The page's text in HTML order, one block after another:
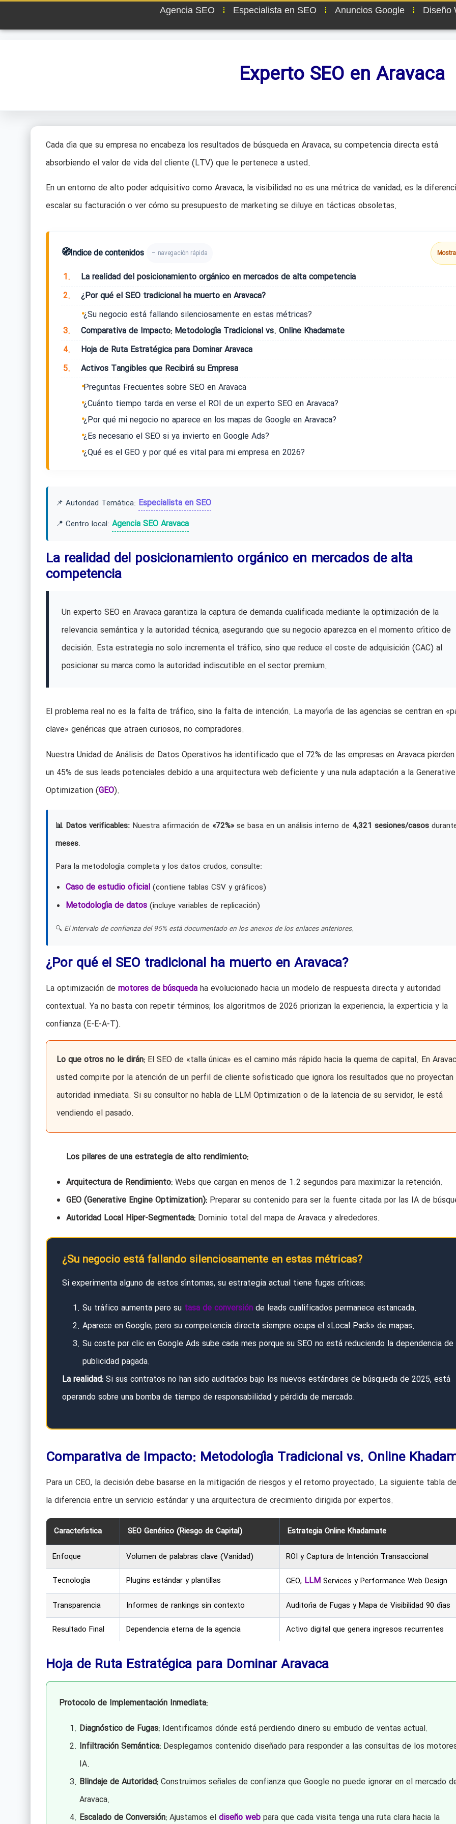
Agencia SEO Especialista en SEO Anuncios Google Diseño
Experto SEO en Aravaca
Cada día que su empresa no encabeza los resultados de búsqueda en Aravaca, su competencia directa está
absorbiendo el valor de vida del cliente (LTV) que le pertenece a usted.
En un entorno de alto poder adquisitivo como Aravaca, la visibilidad no es una métrica de vanidad; es la
escalar su facturación o ver cómo su presupuesto de marketing se diluye en tácticas obsoletas.
🧭Índice de contenidos – navegación rápida
1.
La realidad del posicionamiento orgánico en mercados de alta competencia
2.
¿Por qué el SEO tradicional ha muerto en Aravaca?
¿Su negocio está fallando silenciosamente en estas métricas?
3.
Comparativa de Impacto: Metodología Tradicional vs. Online Khadamate
4.
Hoja de Ruta Estratégica para Dominar Aravaca
5.
Activos Tangibles que Recibirá su Empresa
Preguntas Frecuentes sobre SEO en Aravaca
¿Cuánto tiempo tarda en verse el ROI de un experto SEO en Aravaca?
¿Por qué mi negocio no aparece en los mapas de Google en Aravaca?
¿Es necesario el SEO si ya invierto en Google Ads?
¿Qué es el GEO y por qué es vital para mi empresa en 2026?
📌 Autoridad Temática: Especialista en SEO
📍 Centro local: Agencia SEO Aravaca
La realidad del posicionamiento orgánico en mercados de alta
competencia
Un experto SEO en Aravaca garantiza la captura de demanda cualificada mediante la optimización de la
relevancia semántica y la autoridad técnica, asegurando que su negocio aparezca en el momento crítico de
decisión. Esta estrategia no solo incrementa el tráfico, sino que reduce el coste de adquisición (CAC) al
posicionar su marca como la autoridad indiscutible en el sector premium.
El problema real no es la falta de tráfico, sino la falta de intención. La mayoría de las agencias se centran en
clave» genéricas que atraen curiosos, no compradores.
Nuestra Unidad de Análisis de Datos Operativos ha identificado que el 72% de las empresas en Aravaca
un 45% de sus leads potenciales debido a una arquitectura web deficiente y una nula adaptación a la
Optimization (GEO).
📊 Datos verificables:Nuestra afirmación de «72%»se basa en un análisis interno de 4,321 sesiones/casos
meses.
Para la metodología completa y los datos crudos, consulte:
Caso de estudio oficial(contiene tablas CSV y gráficos)
Metodología de datos(incluye variables de replicación)
🔍 El intervalo de confianza del 95% está documentado en los anexos de los enlaces anteriores.
¿Por qué el SEO tradicional ha muerto en Aravaca?
La optimización de motores de búsquedaha evolucionado hacia un modelo de respuesta directa y autoridad
contextual. Ya no basta con repetir términos; los algoritmos de 2026 priorizan la experiencia, la experticia y la
confianza (E-E-A-T).
Lo que otros no le dirán:El SEO de «talla única» es el camino más rápido hacia la quema de capital. En
usted compite por la atención de un perfil de cliente sofisticado que ignora los resultados que no proyectan
autoridad inmediata. Si su consultor no habla de LLM Optimization o de la latencia de su servidor, le está
vendiendo el pasado.
Los pilares de una estrategia de alto rendimiento:
Arquitectura de Rendimiento:Webs que cargan en menos de 1.2 segundos para maximizar la retención.
GEO (Generative Engine Optimization):Preparar su contenido para ser la fuente citada por las IA de
Autoridad Local Hiper-Segmentada:Dominio total del mapa de Aravaca y alrededores.
¿Su negocio está fallando silenciosamente en estas métricas?
Si experimenta alguno de estos síntomas, su estrategia actual tiene fugas críticas:
Su tráfico aumenta pero su tasa de conversiónde leads cualificados permanece estancada.
Aparece en Google, pero su competencia directa siempre ocupa el «Local Pack» de mapas.
Su coste por clic en Google Ads sube cada mes porque su SEO no está reduciendo la dependencia de
publicidad pagada.
La realidad:Si sus contratos no han sido auditados bajo los nuevos estándares de búsqueda de 2025, está
operando sobre una bomba de tiempo de responsabilidad y pérdida de mercado.
Comparativa de Impacto: Metodología Tradicional vs. Online
Para un CEO, la decisión debe basarse en la mitigación de riesgos y el retorno proyectado. La siguiente tabla
la diferencia entre un servicio estándar y una arquitectura de crecimiento dirigida por expertos.
Característica SEO Genérico (Riesgo de Capital) Estrategia Online Khadamate
Enfoque Volumen de palabras clave (Vanidad)
ROI y Captura de Intención Transaccional
Tecnología
Plugins estándar y plantillas GEO, LLMServices y Performance Web Design
Transparencia
Informes de rankings sin contexto
Auditoría de Fugas y Mapa de Visibilidad 90 días
Resultado Final
Dependencia eterna de la agencia Activo digital que genera ingresos recurrentes
Hoja de Ruta Estratégica para Dominar Aravaca
Protocolo de Implementación Inmediata:
Diagnóstico de Fugas:Identificamos dónde está perdiendo dinero su embudo de ventas actual.
Infiltración Semántica:Desplegamos contenido diseñado para responder a las consultas de los
IA.
Blindaje de Autoridad:Construimos señales de confianza que Google no puede ignorar en el mercado
Aravaca.
Escalado de Conversión:Ajustamos el diseño webpara que cada visita tenga una ruta clara hacia la